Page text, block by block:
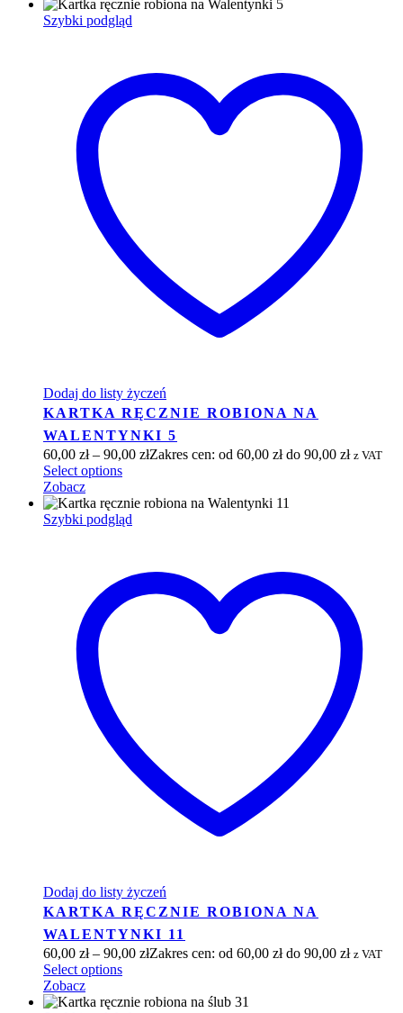
Szybki podgląd
Dodaj do listy życzeń
KARTKA RĘCZNIE ROBIONA NA
WALENTYNKI 5
60,00 zł – 90,00 złZakres cen: od 60,00 zł do 90,00 zł z VAT
Select options
Zobacz
Szybki podgląd
Dodaj do listy życzeń
KARTKA RĘCZNIE ROBIONA NA
WALENTYNKI 11
60,00 zł – 90,00 złZakres cen: od 60,00 zł do 90,00 zł z VAT
Select options
Zobacz